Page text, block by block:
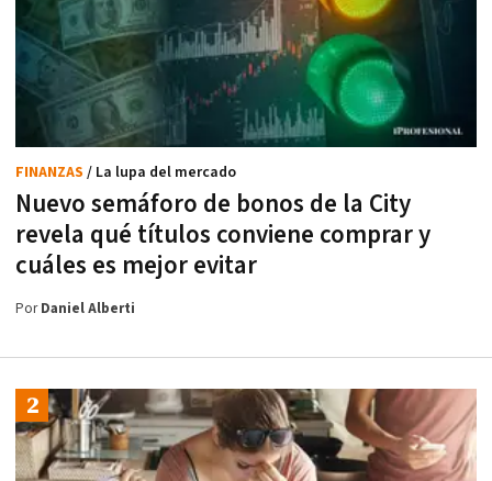
Nuevo semáforo de bonos de la City
revela qué títulos conviene comprar y
cuáles es mejor evitar
FINANZAS / La lupa del mercado
PorDaniel Alberti